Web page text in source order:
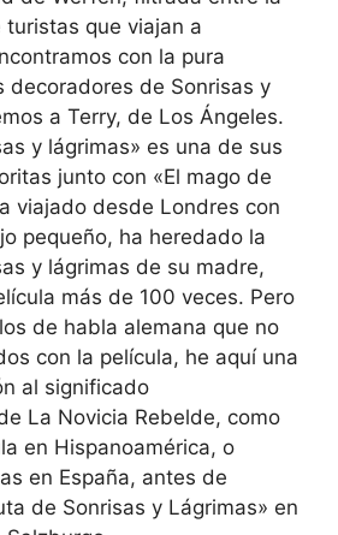
que viajan a
con la pura
decoradores de Sonrisas y
a Terry, de Los Ángeles.
y lágrimas» es una de sus
junto con «El mago de
viajado desde Londres con
pequeño, ha heredado la
y lágrimas de su madre,
más de 100 veces. Pero
de habla alemana que no
con la película, he aquí una
al significado
La Novicia Rebelde, como
en Hispanoamérica, o
en España, antes de
de Sonrisas y Lágrimas» en